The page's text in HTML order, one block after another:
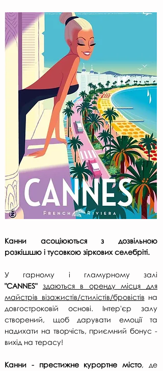
Канни асоціюються з дозвільною
розкішшю і тусовкою зіркових селебріті.
У гарному і гламурному залі
"CANNES" здаються в оренду місця для
майстрів візажистів/стилістів/бровістів на
довгостроковій основі. Інтер'єр залу
створений, щоб дарувати емоції та
надихати на творчість, приємний бонус -
вихід на терасу!
Канни - престижне курортне місто, де